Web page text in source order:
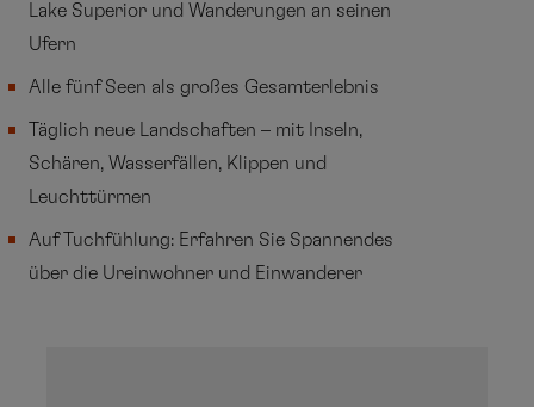
Lake Superior und Wanderungen an seinen
Ufern
Alle fünf Seen als großes Gesamterlebnis
Täglich neue Landschaften – mit Inseln,
Schären, Wasserfällen, Klippen und
Leuchttürmen
Auf Tuchfühlung: Erfahren Sie Spannendes
über die Ureinwohner und Einwanderer